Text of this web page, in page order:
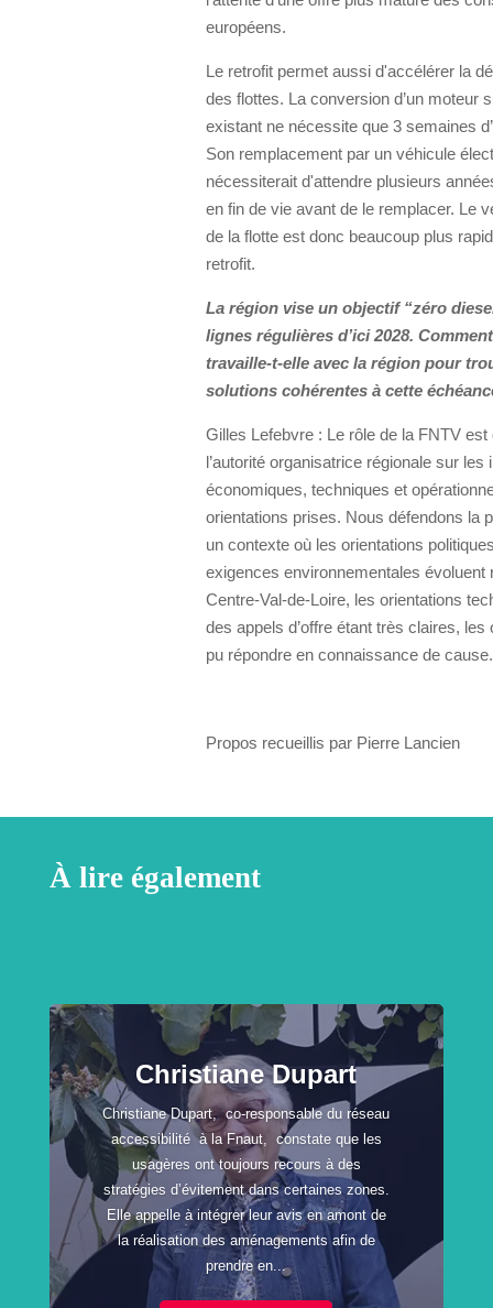
européens.
Le retrofit permet aussi d'accélérer la
des flottes. La conversion d’un moteur
existant ne nécessite que 3 semaines
Son remplacement par un véhicule
nécessiterait d'attendre plusieurs
en fin de vie avant de le remplacer. Le
de la flotte est donc beaucoup plus
retrofit.
La région vise un objectif “zéro
lignes régulières d’ici 2028.
travaille-t-elle avec la région pour
solutions cohérentes à cette
Gilles Lefebvre : Le rôle de la FNTV est
l’autorité organisatrice régionale sur les
économiques, techniques et
orientations prises. Nous défendons la
un contexte où les orientations
exigences environnementales évoluent
Centre-Val-de-Loire, les orientations
des appels d’offre étant très claires, les
pu répondre en connaissance de cause.
Propos recueillis par Pierre Lancien
À lire également
Christiane Dupart
Christiane Dupart, co-responsable du réseau
accessibilité à la Fnaut, constate que les
usagères ont toujours recours à des
stratégies d’évitement dans certaines zones.
Elle appelle à intégrer leur avis en amont de
la réalisation des aménagements afin de
prendre en...